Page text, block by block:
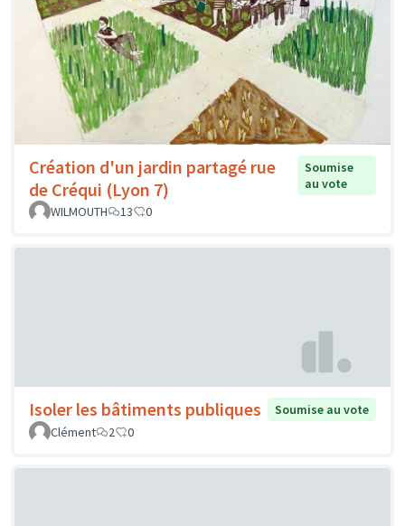
Création d'un jardin partagé rue
de Créqui (Lyon 7)
Soumise
au vote
WILMOUTH
13 0
Isoler les bâtiments publiques
Soumise au vote
Clément
2 0